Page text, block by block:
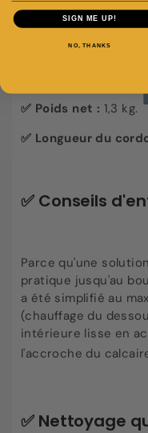
✅Conception :Base
d'échelle mural
14,5
✅ Poids net : 1,3 kg.
✅ Longueur du
✅ Conseils
Parce qu'une
pratique jusqu'au
a été simplifié au
(chauffage du
intérieure lisse en
l'accroche du
✅ Nettoyage
SIGN ME UP!
NO, THANKS